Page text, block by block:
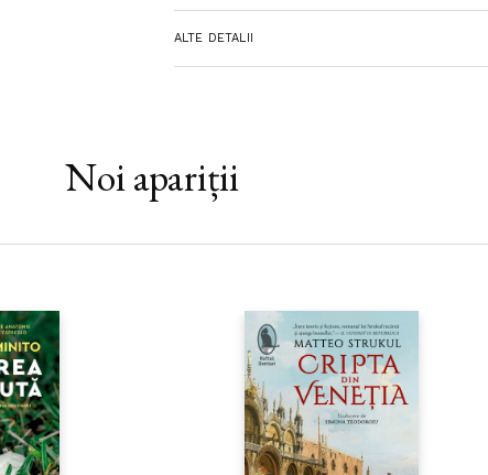
ALTE DETALII
Noi apariții